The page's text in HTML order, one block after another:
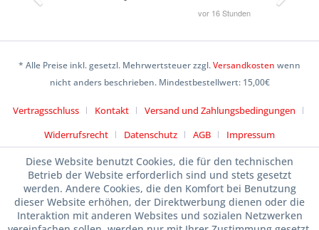
* Alle Preise inkl. gesetzl. Mehrwertsteuer zzgl.Versandkosten wenn
nicht anders beschrieben. Mindestbestellwert: 15,00€
Vertragsschluss Kontakt
Versand und Zahlungsbedingungen
Widerrufsrecht
Datenschutz AGB Impressum
Diese Website benutzt Cookies, die für den technischen
Betrieb der Website erforderlich sind und stets gesetzt
werden. Andere Cookies, die den Komfort bei Benutzung
dieser Website erhöhen, der Direktwerbung dienen oder die
Interaktion mit anderen Websites und sozialen Netzwerken